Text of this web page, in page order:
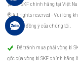
phẩm SKF chính hãng tại Việt
® All rights reserved - Vui lòng
được sự đồng ý của chúng tôi.
Để tránh mua phải vòng bi
gốc của vòng bi SKF chính hãng